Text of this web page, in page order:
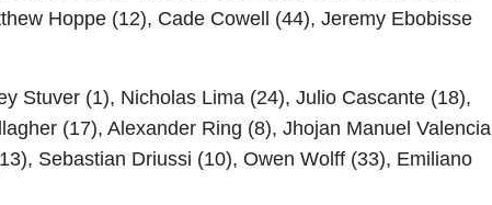
Hoppe (12), Cade Cowell (44), Jeremy Ebobisse
Stuver (1), Nicholas Lima (24), Julio Cascante (18),
(17), Alexander Ring (8), Jhojan Manuel Valencia
Sebastian Driussi (10), Owen Wolff (33), Emiliano